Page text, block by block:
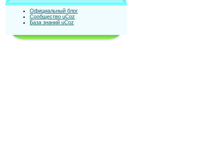
Официальный блог
Сообщество uCoz
База знаний uCoz